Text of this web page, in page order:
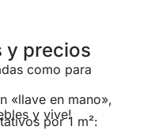
y precios
como para
«llave en mano»,
y vive!
por 1 m²: